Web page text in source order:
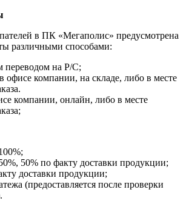
в ПК «Мегаполис» предусмотрена
различными способами:
переводом на Р/С;
компании, на складе, либо в месте
компании, онлайн, либо в месте
50% по факту доставки продукции;
доставки продукции;
(предоставляется после проверки